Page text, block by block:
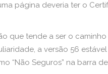
página deveria ter o
que tende a ser o caminho
a versão 56
“Não Seguros” na barra